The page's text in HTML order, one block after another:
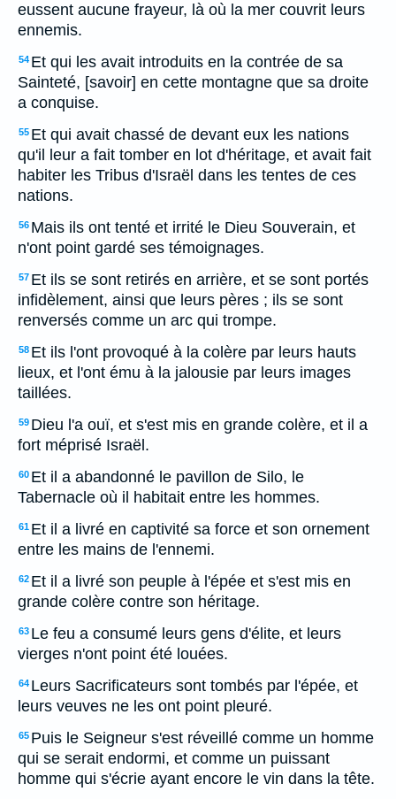
eussent aucune frayeur, là où la mer couvrit leurs
ennemis.
54 Et qui les avait introduits en la contrée de sa
Sainteté, [savoir] en cette montagne que sa droite
a conquise.
55 Et qui avait chassé de devant eux les nations
qu'il leur a fait tomber en lot d'héritage, et avait fait
habiter les Tribus d'Israël dans les tentes de ces
nations.
56 Mais ils ont tenté et irrité le Dieu Souverain, et
n'ont point gardé ses témoignages.
57 Et ils se sont retirés en arrière, et se sont portés
infidèlement, ainsi que leurs pères ; ils se sont
renversés comme un arc qui trompe.
58 Et ils l'ont provoqué à la colère par leurs hauts
lieux, et l'ont ému à la jalousie par leurs images
taillées.
59 Dieu l'a ouï, et s'est mis en grande colère, et il a
fort méprisé Israël.
60 Et il a abandonné le pavillon de Silo, le
Tabernacle où il habitait entre les hommes.
61 Et il a livré en captivité sa force et son ornement
entre les mains de l'ennemi.
62 Et il a livré son peuple à l'épée et s'est mis en
grande colère contre son héritage.
63 Le feu a consumé leurs gens d'élite, et leurs
vierges n'ont point été louées.
64 Leurs Sacrificateurs sont tombés par l'épée, et
leurs veuves ne les ont point pleuré.
65 Puis le Seigneur s'est réveillé comme un homme
qui se serait endormi, et comme un puissant
homme qui s'écrie ayant encore le vin dans la tête.